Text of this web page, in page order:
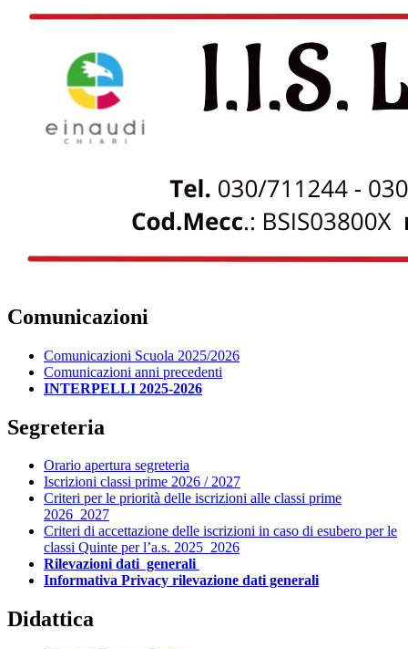
Comunicazioni
Comunicazioni Scuola 2025/2026
Comunicazioni anni precedenti
INTERPELLI 2025-2026
Segreteria
Orario apertura segreteria
Iscrizioni classi prime 2026 / 2027
Criteri per le priorità delle iscrizioni alle classi prime
2026_2027
Criteri di accettazione delle iscrizioni in caso di esubero per le
classi Quinte per l’a.s. 2025_2026
Rilevazioni dati generali
Informativa Privacy rilevazione dati generali
Didattica